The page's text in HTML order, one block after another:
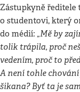
Zástupkyně ředitele
o studentovi, který
do médií: „Mě by
tolik trápila, proč
vedením, proč to
A není tohle chování
šikana? Byť ta je